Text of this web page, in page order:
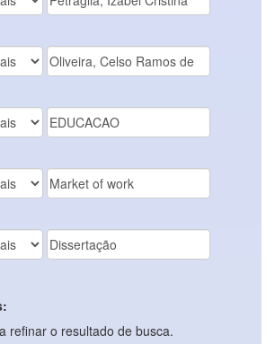
refinar o resultado de busca.